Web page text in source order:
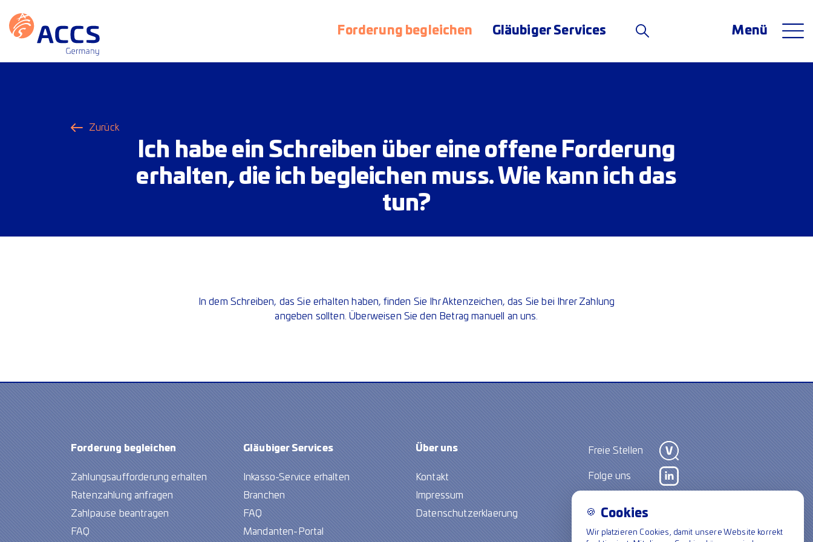
Forderung begleichen Gläubiger Services Menü
Zurück
Ich habe ein Schreiben über eine offene Forderung
erhalten, die ich begleichen muss. Wie kann ich das
tun?
In dem Schreiben, das Sie erhalten haben, finden Sie Ihr Aktenzeichen, das Sie bei Ihrer Zahlung
angeben sollten. Überweisen Sie den Betrag manuell an uns.
Forderung begleichen
Zahlungsaufforderung erhalten
Ratenzahlung anfragen
Zahlpause beantragen
FAQ
Gläubiger Services
Inkasso-Service erhalten
Branchen
FAQ
Mandanten-Portal
Über uns
Kontakt
Impressum
Datenschutzerklaerung
Freie Stellen
Folge uns
🍪 Cookies
Wir platzieren Cookies, damit unsere Website korrekt